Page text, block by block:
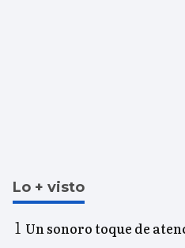
Lo + visto
Un sonoro toque de